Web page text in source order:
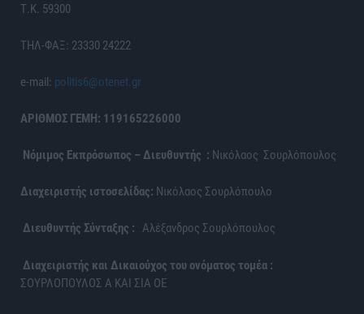
Τ.Κ. 59300
ΤΗΛ-ΦΑΞ: 23330 24222
e-mail: politis6@otenet.gr
ΑΡΙΘΜΟΣ ΓΕΜΗ: 119165226000
Νόμιμος Εκπρόσωπος – Διευθυντής : Νικόλαος Σουρλόπουλος
Διαχειριστής ιστοσελίδας: Νικόλαος Σουρλόπουλο
Διευθυντής Σύνταξης : Αλέξανδρος Σουρλόπουλος
Διαχειριστής και Δικαιούχος του ονόματος τομέα :
ΣΟΥΡΛΟΠΟΥΛΟΣ Α ΚΑΙ ΣΙΑ ΟΕ